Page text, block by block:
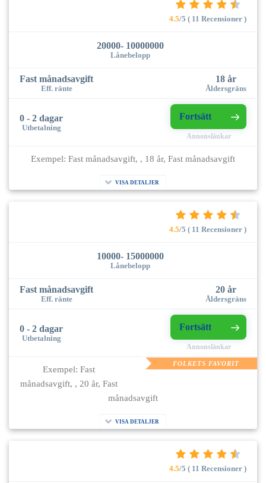
4.5/5 ( 11 Recensioner )
20000- 10000000
Lånebelopp
Fast månadsavgift
Eff. ränte
18 år
Åldersgräns
0 - 2 dagar
Utbetalning
Fortsätt
Annonslänkar
Exempel: Fast månadsavgift, , 18 år, Fast månadsavgift
VISA DETALJER
4.5/5 ( 11 Recensioner )
10000- 15000000
Lånebelopp
Fast månadsavgift
Eff. ränte
20 år
Åldersgräns
0 - 2 dagar
Utbetalning
Fortsätt
Annonslänkar
FOLKETS FAVORIT
Exempel: Fast
månadsavgift, , 20 år, Fast
månadsavgift
VISA DETALJER
4.5/5 ( 11 Recensioner )